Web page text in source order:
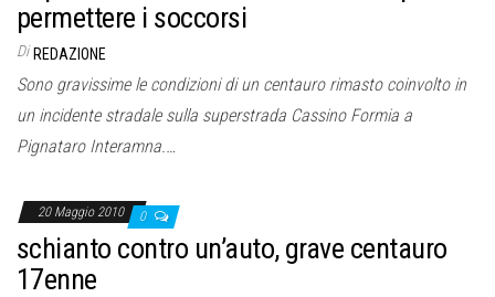
permettere i soccorsi
Di REDAZIONE
Sono gravissime le condizioni di un centauro rimasto coinvolto in
un incidente stradale sulla superstrada Cassino Formia a
Pignataro Interamna.…
20 Maggio 2010 0
schianto contro un’auto, grave centauro
17enne